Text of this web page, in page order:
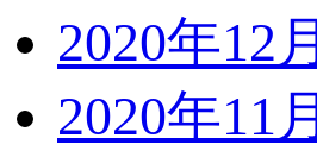
2020年12月
2020年11月